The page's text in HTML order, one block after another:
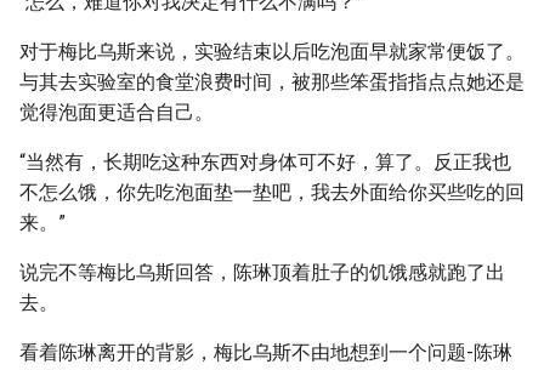
对于梅比乌斯来说，实验结束以后吃泡面早就家常便饭了。
与其去实验室的食堂浪费时间，被那些笨蛋指指点点她还是
觉得泡面更适合自己。
“当然有，长期吃这种东西对身体可不好，算了。反正我也
不怎么饿，你先吃泡面垫一垫吧，我去外面给你买些吃的回
来。”
说完不等梅比乌斯回答，陈琳顶着肚子的饥饿感就跑了出
去。
看着陈琳离开的背影，梅比乌斯不由地想到一个问题-陈琳